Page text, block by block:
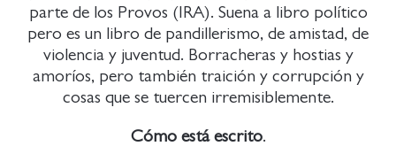
parte de los Provos (IRA). Suena a libro político
pero es un libro de pandillerismo, de amistad, de
violencia y juventud. Borracheras y hostias y
amoríos, pero también traición y corrupción y
cosas que se tuercen irremisiblemente.
Cómo está escrito.